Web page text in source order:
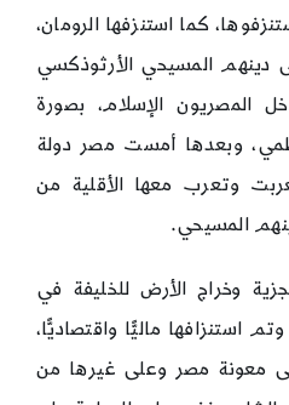
كما استنزفها الرومان،
دينهم المسيحي الأرثوذكسي
المصريون الإسلام، بصورة
وبعدها أمست مصر دولة
وتعرب معها الأقلية من
المسيحي.
وخراج الأرض للخليفة في
استنزافها ماليًّا واقتصاديًّا،
معونة مصر وعلى غيرها من